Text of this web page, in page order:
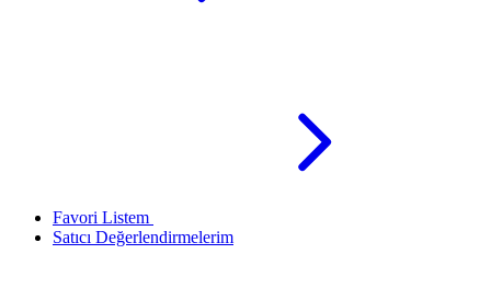
Favori Listem
Satıcı Değerlendirmelerim